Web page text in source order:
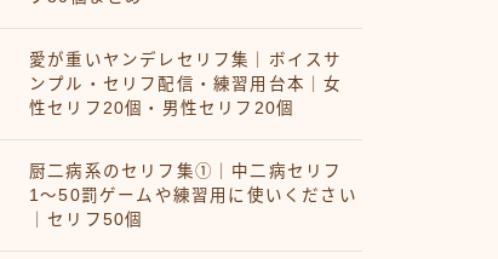
愛が重いヤンデレセリフ集｜ボイスサ
ンプル・セリフ配信・練習用台本｜女
性セリフ20個・男性セリフ20個
厨二病系のセリフ集①｜中二病セリフ
1〜50罰ゲームや練習用に使いください
｜セリフ50個